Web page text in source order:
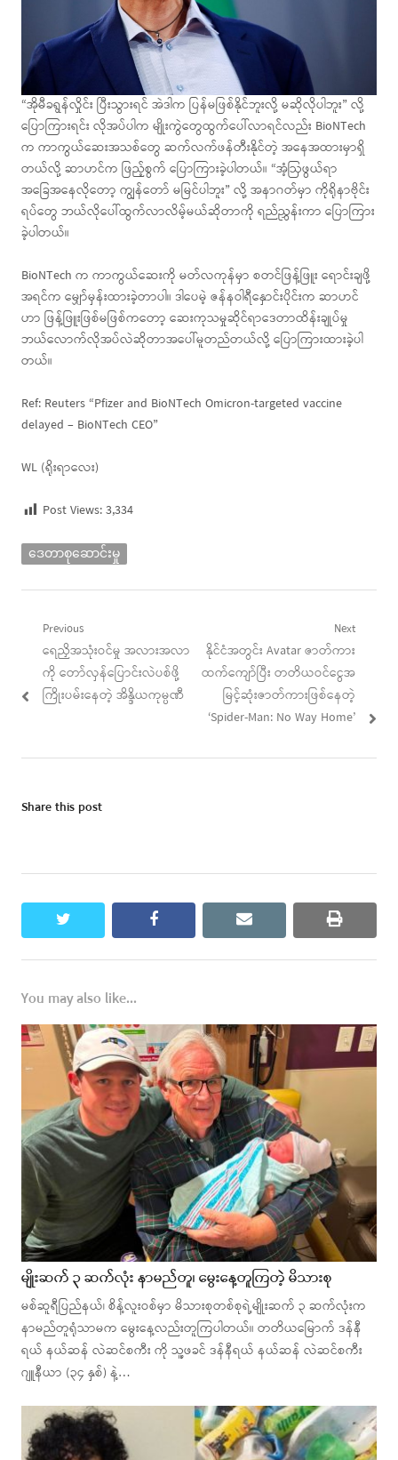
“အိုမီခရွန်လှိုင်း ​ပြီးသွားရင် အဲဒါက ပြန်မ​ဖြစ်နိုင်ဘူးလို့ မဆိုလိုပါဘူး” လို့
ပြောကြားရင်း လိုအပ်ပါက မျိုးကွဲတွေထွက်ပေါ်လာရင်လည်း BioNTech
က ကာကွယ်ဆေးအသစ်တွေ ဆက်လက်ဖန်တီးနိုင်တဲ့ အနေအထားမှာရှိ
တယ်လို့ ဆာဟင်က ဖြည့်စွက် ပြောကြားခဲ့ပါတယ်။ “အံ့ဩဖွယ်ရာ
အခြေအနေလိုတော့ ကျွန်တော် မမြင်ပါဘူး” လို့ အနာဂတ်မှာ ကိုရိုနာဗိုင်း
ရပ်​တွေ ဘယ်လိုပေါ်ထွက်လာလိမ့်မယ်ဆိုတာကို ရည်ညွှန်းကာ ပြောကြား
ခဲ့ပါတယ်။
BioNTech က ကာကွယ်ဆေးကို မတ်လကုန်မှာ စတင်​​ဖြန့်​ဖြူး ရောင်းချဖို့
အရင်က မျှော်မှန်းထားခဲ့တာပါ။ ဒါပေမဲ့ ဇန်နဝါရီနှောင်းပိုင်းက ဆာဟင်
ဟာ ​ဖြန့်ဖြူးဖြစ်မဖြစ်ကတော့ ဆေးကုသမှုဆိုင်ရာဒေတာထိန်းချုပ်မှု
ဘယ်လောက်လိုအပ်လဲဆိုတာအပေါ်မူတည်တယ်လို့ ပြောကြားထားခဲ့ပါ
တယ်။
Ref: Reuters “Pfizer and BioNTech Omicron-targeted vaccine
delayed – BioNTech CEO”
WL (ရိုးရာလေး)
Post Views:3,334
ဒေတာစုဆောင်းမှု
Post
navigation
Previous
Previous
post:
ရေညှိအသုံးဝင်မှု အလားအလာ
ကို တော်လှန်ပြောင်းလဲပစ်ဖို့
ကြိုးပမ်းနေတဲ့ အိန္ဒိယကုမ္ပဏီ
Next
Next
post:
နိုင်ငံအတွင်း Avatar ဇာတ်ကား
ထက်ကျော်ပြီး တတိယဝင်ငွေအ
မြင့်ဆုံးဇာတ်ကားဖြစ်နေတဲ့
‘Spider-Man: No Way Home’
Share this post
twitter facebook email print
You may also like...
မျိုးဆက် ၃ ဆက်လုံး နာမည်တူ၊ မွေးနေ့တူကြတဲ့ မိသားစု
မစ်ဆူရီပြည်နယ်၊ စိန့်လူးဝစ်မှာ မိသားစုတစ်စုရဲ့မျိုးဆက် ၃ ဆက်လုံးက
နာမည်တူရုံသာမက မွေးနေ့လည်းတူကြပါတယ်။ တတိယမြောက် ဒန်နီ
ရယ် နယ်ဆန် လဲဆင်စကီး ကို သူ့ဖခင် ဒန်နီရယ် နယ်ဆန် လဲဆင်စကီး
ဂျူနီယာ (၃၄ နှစ်) နဲ့…